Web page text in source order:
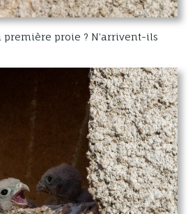
proie ? N’arrivent-ils